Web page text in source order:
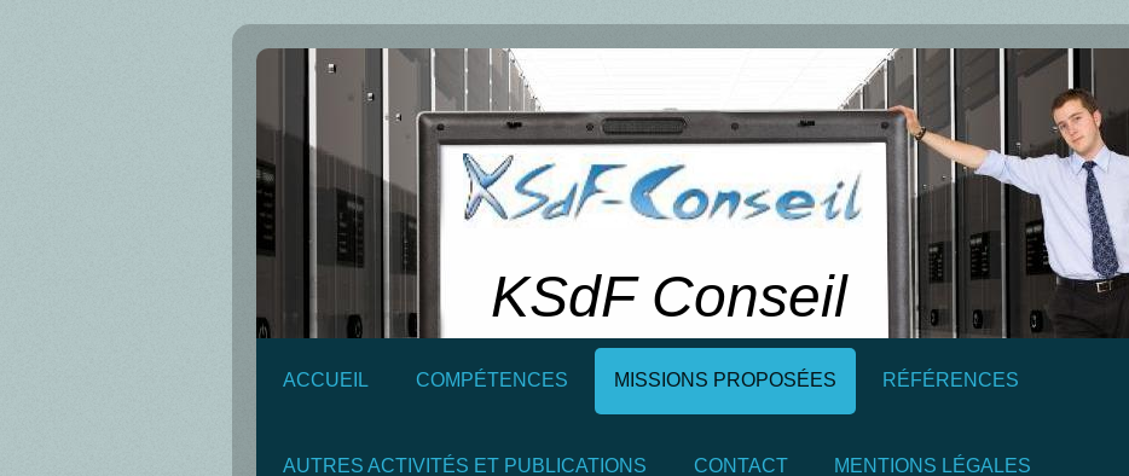
KSdF Conseil
ACCUEIL COMPÉTENCES MISSIONS PROPOSÉES RÉFÉRENCES
AUTRES ACTIVITÉS ET PUBLICATIONS CONTACT MENTIONS LÉGALES